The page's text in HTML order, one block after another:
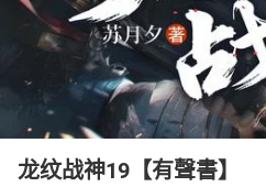
龙纹战神19【有聲書】